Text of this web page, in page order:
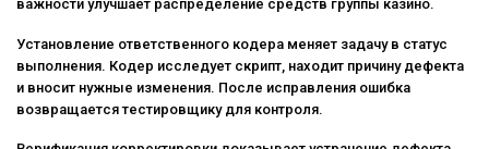
важности улучшает распределение средств группы казино.
Установление ответственного кодера меняет задачу в статус
выполнения. Кодер исследует скрипт, находит причину дефекта
и вносит нужные изменения. После исправления ошибка
возвращается тестировщику для контроля.